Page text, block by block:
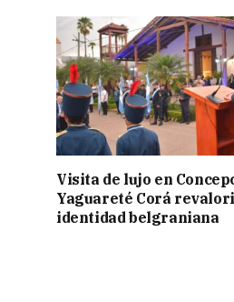
Visita de lujo en
Yaguareté Corá
identidad belgraniana